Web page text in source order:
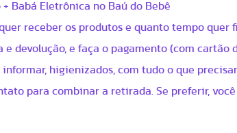
Babá Eletrônica no Baú do Bebê
receber os produtos e quanto tempo quer
devolução, e faça o pagamento (com cartão
higienizados, com tudo o que
para combinar a retirada. Se preferir,